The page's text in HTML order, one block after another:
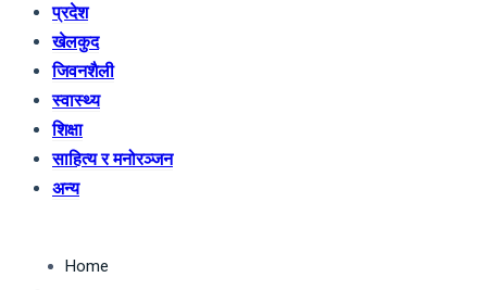
प्रदेश
खेलकुद
जिवनशैली
स्वास्थ्य
शिक्षा
साहित्य र मनोरञ्जन
अन्य
Home